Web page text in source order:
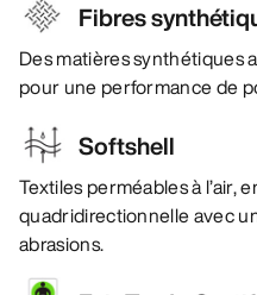
Fibres
Des matières synthétiques
pour une performance de
Softshell
Textiles perméables à l’air,
quadridirectionnelle avec
abrasions.